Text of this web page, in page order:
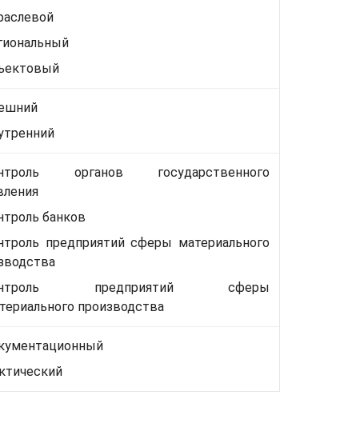
органов государственного
банков
предприятий сферы материального
предприятий сферы
производства